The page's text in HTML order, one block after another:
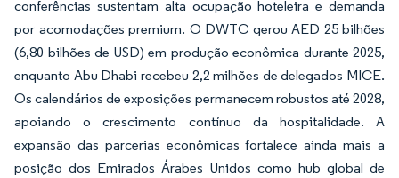
conferências sustentam alta ocupação hoteleira e demanda
por acomodações premium. O DWTC gerou AED 25 bilhões
(6,80 bilhões de USD) em produção econômica durante 2025,
enquanto Abu Dhabi recebeu 2,2 milhões de delegados MICE.
Os calendários de exposições permanecem robustos até 2028,
apoiando o crescimento contínuo da hospitalidade. A
expansão das parcerias econômicas fortalece ainda mais a
posição dos Emirados Árabes Unidos como hub global de